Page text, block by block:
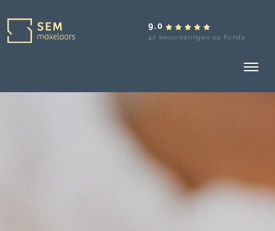
9.0
42 beoordelingen op Funda